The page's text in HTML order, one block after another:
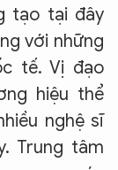
tạo tại đây
với những
tế. Vị đạo
hiệu thể
nghệ sĩ
Trung tâm